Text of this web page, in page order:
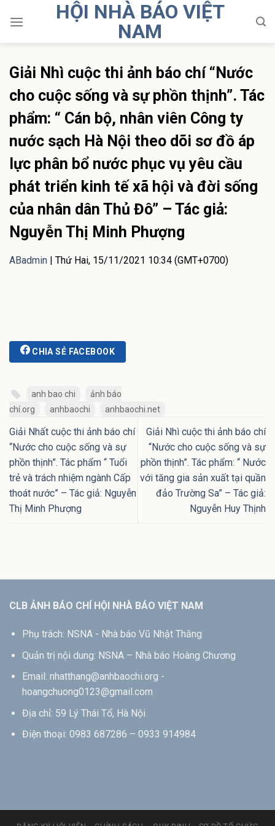
HỘI NHÀ BÁO VIỆT
NAM
Giải Nhì cuộc thi ảnh báo chí “Nước
cho cuộc sống và sự phồn thịnh”. Tác
phẩm: “ Cán bộ, nhân viên Công ty
nước sạch Hà Nội theo dõi sơ đồ áp
lực phân bổ nước phục vụ yêu cầu
phát triển kinh tế xã hội và đời sống
của nhân dân Thủ Đô” – Tác giả:
Nguyễn Thị Minh Phượng
ABadmin | Thứ Hai, 15/11/2021 10:34 (GMT+0700)
CHIA SẺ FACEBOOK
anh bao chi
ảnh báo
chí.org
anhbaochi anhbaochi.net
Giải Nhất cuộc thi ảnh báo chí
“Nước cho cuộc sống và sự
phồn thịnh”. Tác phẩm “ Tuổi
trẻ và trách nhiệm ngành Cấp
thoát nước” – Tác giả: Nguyễn
Thị Minh Phượng
Giải Nhì cuộc thi ảnh báo chí
“Nước cho cuộc sống và sự
phồn thịnh”. Tác phẩm: “ Nước
với tăng gia sản xuất tại quần
đảo Trường Sa” – Tác giả:
Nguyễn Huy Thịnh
CLB ẢNH BÁO CHÍ HỘI NHÀ BÁO VIỆT NAM
Phụ trách: NSNA - Nhà báo Vũ Nhật Thăng
Quản trị nội dung: NSNA – Nhà báo Hoàng Chương
Email: nhatthang@anhbaochi.org -
hoangchuong0123@gmail.com
Địa chỉ: 59 Lý Thái Tổ, Hà Nội
Điện thoại: 0983 687286 – 0933 914984